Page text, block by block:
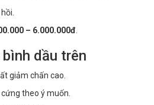
– 6.000.000đ
dầu trên
giảm chấn cao.
theo ý muốn.